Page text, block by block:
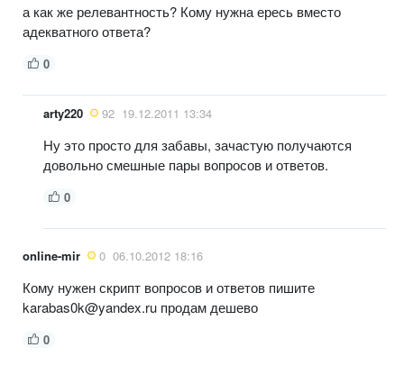
а как же релевантность? Кому нужна ересь вместо
адекватного ответа?
0
arty220 92 19.12.2011 13:34
Ну это просто для забавы, зачастую получаются
довольно смешные пары вопросов и ответов.
0
online-mir 0 06.10.2012 18:16
Кому нужен скрипт вопросов и ответов пишите
karabas0k@yandex.ru продам дешево
0